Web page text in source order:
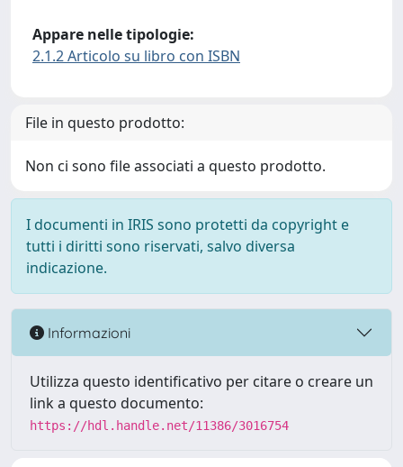
Appare nelle tipologie:
2.1.2 Articolo su libro con ISBN
File in questo prodotto:
Non ci sono file associati a questo prodotto.
I documenti in IRIS sono protetti da copyright e
tutti i diritti sono riservati, salvo diversa
indicazione.
Informazioni
Utilizza questo identificativo per citare o creare un
link a questo documento:
https://hdl.handle.net/11386/3016754